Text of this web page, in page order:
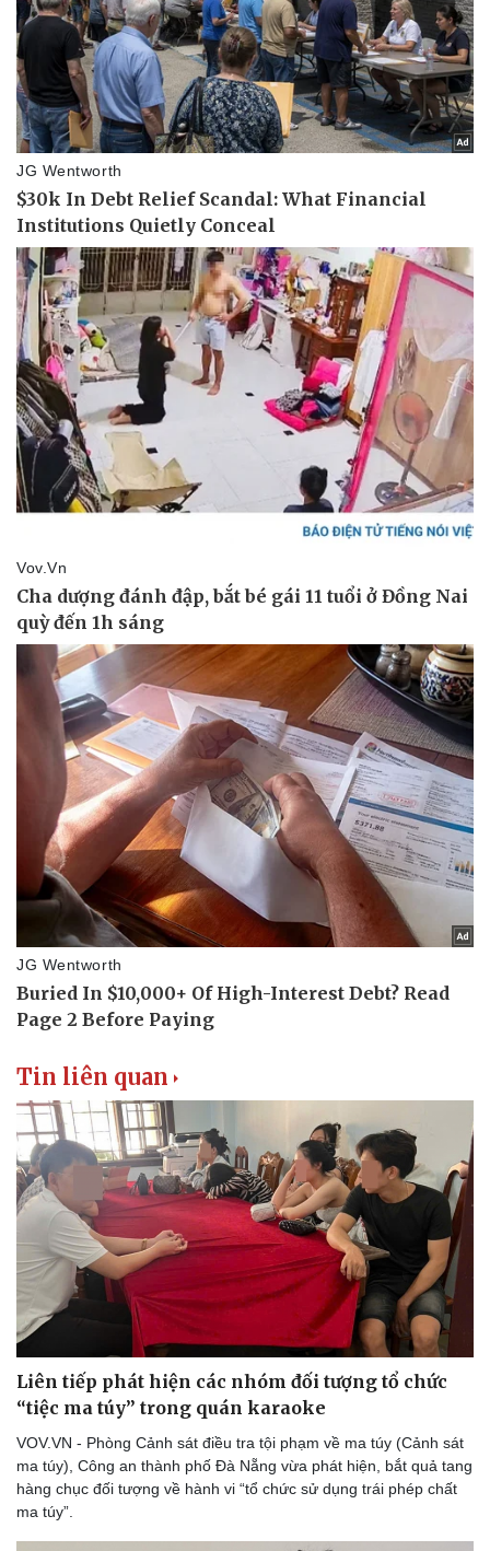
Thể thao
Bóng đá
Lịch thi đấu bóng đá
Thế giới thể thao
eSports
Hậu trường
Ô tô - Xe máy
Ô tô
Xe máy
Tư vấn
Tin liên quan
Liên tiếp phát hiện các nhóm đối tượng tổ chức
“tiệc ma túy” trong quán karaoke
VOV.VN - Phòng Cảnh sát điều tra tội phạm về ma túy (Cảnh sát
ma túy), Công an thành phố Đà Nẵng vừa phát hiện, bắt quả tang
hàng chục đối tượng về hành vi “tổ chức sử dụng trái phép chất
ma túy”.